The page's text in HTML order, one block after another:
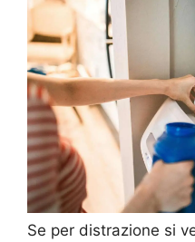
Se per distrazione si